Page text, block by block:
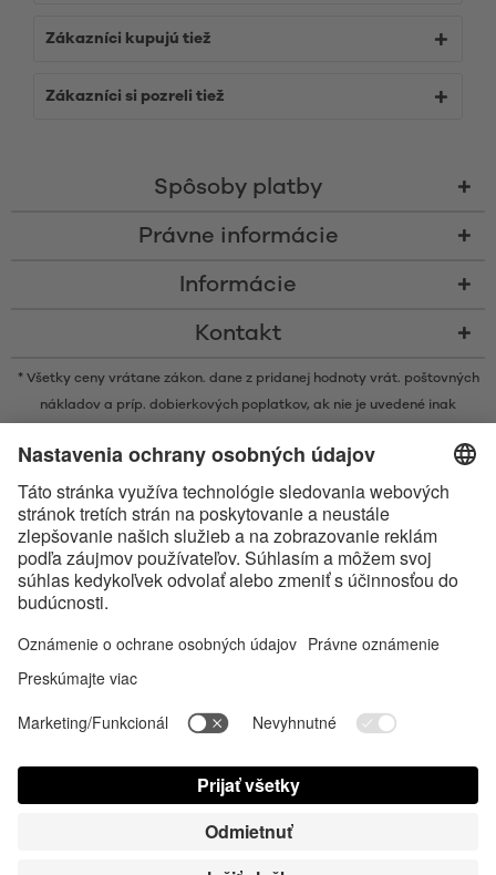
Zákazníci kupujú tiež
Zákazníci si pozreli tiež
Spôsoby platby
Právne informácie
Informácie
Kontakt
* Všetky ceny vrátane zákon. dane z pridanej hodnoty vrát. poštovných
nákladov a príp. dobierkových poplatkov, ak nie je uvedené inak
spoločnosť Bluetooth SIG, Inc. a akékoľvek používanie takýchto značiek
spoločnosťou Satisfyer GmbH podlieha licencií.
Označenie Apple, logo spoločnosti Apple a Apple Watch sú ochrannými
známkami spoločnosti Apple Inc. Google Play a logo Google Play sú
ochranné známky spoločnosti Google LLC.
Accessibility Contact us today
Nastavenie súborov cookies FAQ